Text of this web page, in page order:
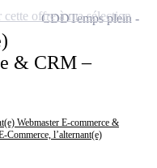
& CRM –
Webmaster E-commerce &
Commerce, l’alternant(e)
CDDTemps plein
cette offre à ma sélection